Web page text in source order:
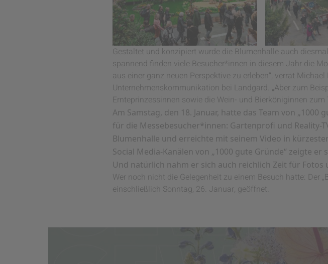
Gestaltet und konzipiert wurde die Blumenhalle auch
spannend finden viele Besucher*innen in diesem Jahr die
aus einer ganz neuen Perspektive zu erleben“, verrät
Unternehmenskommunikation bei Landgard. „Aber zum
Ernteprinzessinnen sowie die Wein- und Bierköniginnen
Am Samstag, den 18. Januar, hatte das Team von
für die Messebesucher*innen: Gartenprofi und Reality-
Blumenhalle und erreichte mit seinem Video in
Social Media-Kanälen von „1000 gute Gründe“ zeigte
Und natürlich nahm er sich auch reichlich Zeit für
Wer noch nicht die Gelegenheit zu einem Besuch hatte: Der
einschließlich Sonntag, 26. Januar, geöffnet.